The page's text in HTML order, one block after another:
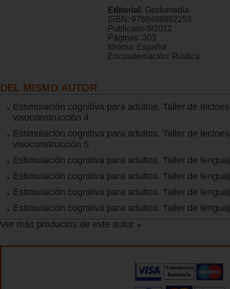
Editorial: Gesfomedia
ISBN: 9788498962253
Publicado:9/2012
Páginas: 303
Idioma: Español
Encuadernación: Rústica
DEL MISMO AUTOR
Estimulación cognitiva para adultos. Taller de
visoconstrucción 4
Estimulación cognitiva para adultos. Taller de
visoconstrucción 5
Estimulación cognitiva para adultos. Taller de
Estimulación cognitiva para adultos. Taller de
Estimulación cognitiva para adultos. Taller de
Estimulación cognitiva para adultos. Taller de
Ver más productos de este autor